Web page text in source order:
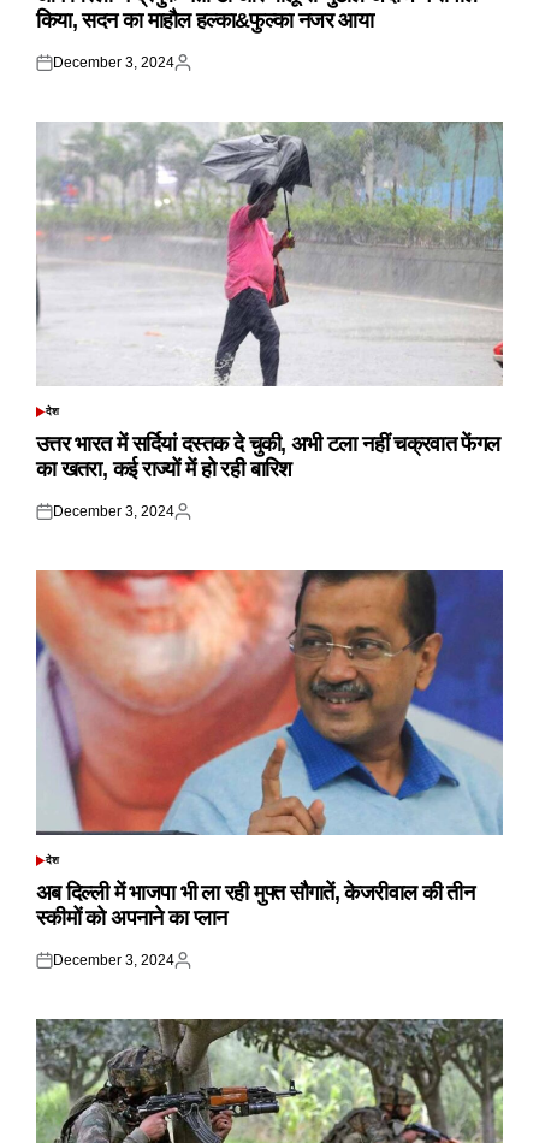
किया, सदन का माहौल हल्का&फुल्का नजर आया
Posted
December 3, 2024
Posted
POSTED
देश
उत्तर भारत में सर्दियां दस्तक दे चुकी, अभी टला नहीं चक्रवात फेंगल
का खतरा, कई राज्यों में हो रही बारिश
Posted
December 3, 2024
Posted
POSTED
देश
अब दिल्ली में भाजपा भी ला रही मुफ्त सौगातें, केजरीवाल की तीन
स्कीमों को अपनाने का प्लान
Posted
December 3, 2024
Posted